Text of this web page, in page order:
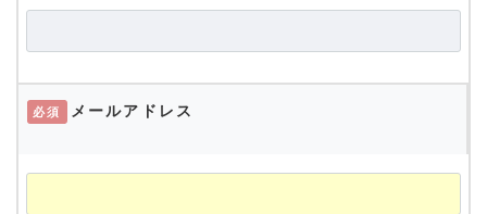
必須 メールアドレス